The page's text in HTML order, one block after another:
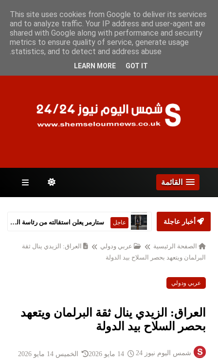
الجمعة 7 أغسطس 2026
الصفحات
القائمة
أخبار عاجلة عاجل ستارمر يعلن استقالته من رئاسة الحكومة البريطانية
الصفحة الرئيسية عربي ودولي
العراق: الزيدي ينال ثقة
البرلمان ويتعهد بحصر السلاح بيد الدولة
عربي ودولي
العراق: الزيدي ينال ثقة البرلمان ويتعهد
بحصر السلاح بيد الدولة
شمس اليوم نيوز 24 الخميس 14 مايو 2026
This site uses cookies from Google to deliver its services
and to analyze traffic. Your IP address and user-agent are
shared with Google along with performance and security
metrics to ensure quality of service, generate usage
statistics, and to detect and address abuse.
LEARN MORE GOT IT